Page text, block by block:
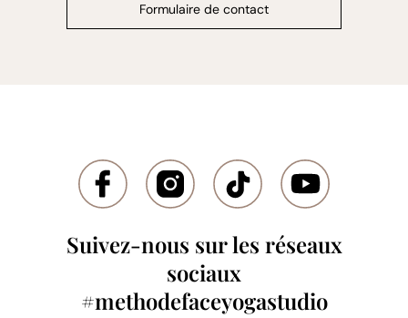
Formulaire de contact
Suivez-nous sur les réseaux
sociaux
#methodefaceyogastudio